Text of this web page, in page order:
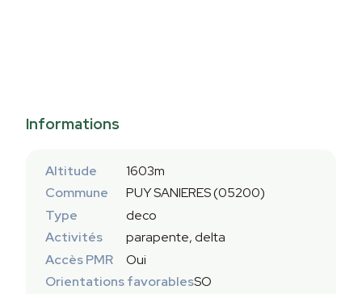
Informations
Altitude
1603m
Commune
PUY SANIERES (05200)
Type
deco
Activités
parapente, delta
Accès PMR
Oui
Orientations favorablesSO